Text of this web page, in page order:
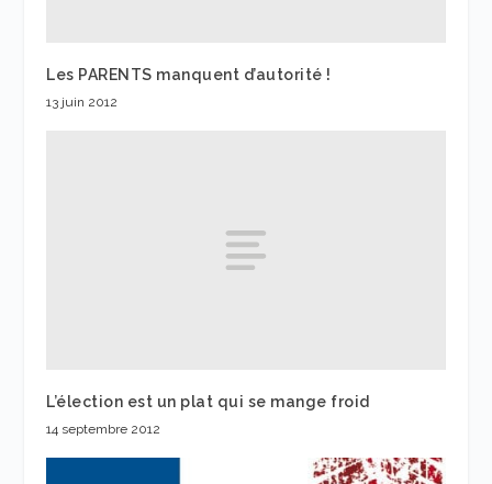
Les PARENTS manquent d’autorité !
13 juin 2012
L’élection est un plat qui se mange froid
14 septembre 2012